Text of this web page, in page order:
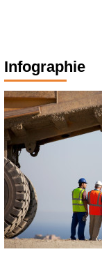
Infographie